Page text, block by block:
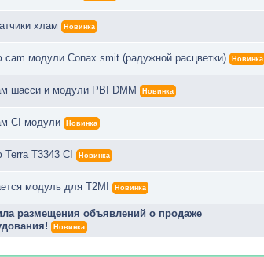
хлам Новинка
cam модули Conax smit (радужной расцветки) Новинка
шасси и модули PBI DMM Новинка
CI-модули Новинка
Terra T3343 CI Новинка
модуль для T2MI Новинка
размещения объявлений о продаже
Новинка